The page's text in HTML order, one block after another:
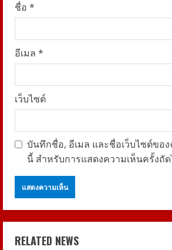
ชื่อ *
อีเมล *
เว็บไซต์
บันทึกชื่อ, อีเมล และชื่อเว็บไซต์ของ
นี้ สำหรับการแสดงความเห็นครั้งถั
RELATED NEWS